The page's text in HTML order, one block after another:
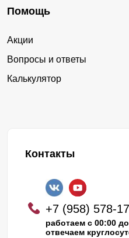
Помощь
Акции
Вопросы и ответы
Калькулятор
Контакты
+7 (958) 578-
работаем с 00:00
отвечаем